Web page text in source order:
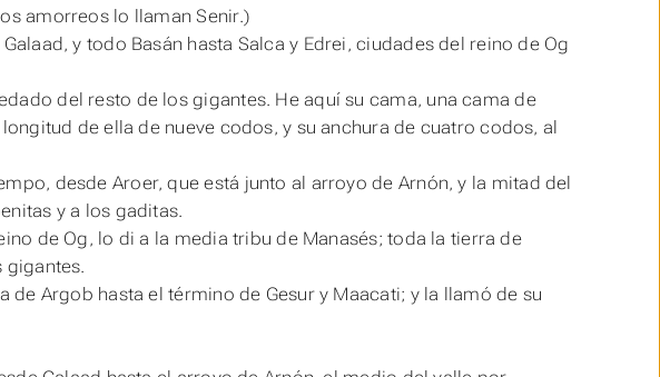
amorreos lo llaman Senir.)
y todo Basán hasta Salca y Edrei, ciudades del reino de Og
del resto de los gigantes. He aquí su cama, una cama de
de ella de nueve codos, y su anchura de cuatro codos, al
desde Aroer, queestá junto al arroyo de Arnón, y la mitad del
y a los gaditas.
de Og, lo di a la media tribu de Manasés; toda la tierra de
gigantes.
de Argob hasta el término de Gesur y Maacati; y la llamó de su